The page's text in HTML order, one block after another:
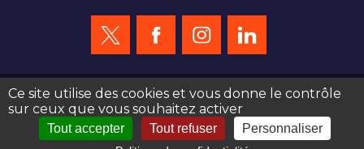
création site web : agence de communication Serious Team 360°
Ce site utilise des cookies et vous donne le contrôle
sur ceux que vous souhaitez activer
Tout accepter Tout refuser Personnaliser